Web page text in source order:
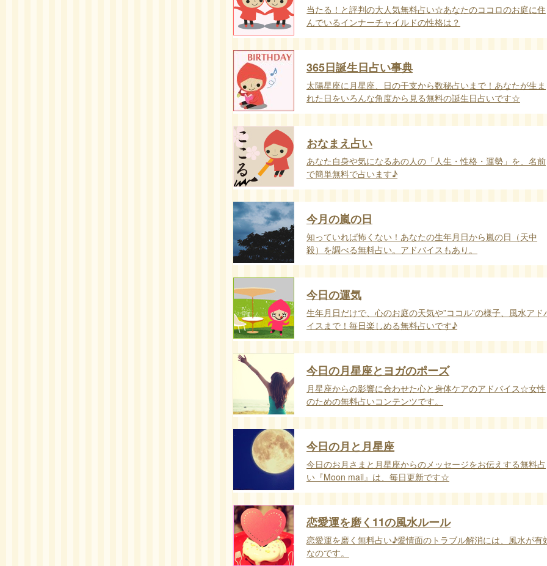
当たる！と評判の大人気無料占い☆あなたのココロのお庭に住
んでいるインナーチャイルドの性格は？
365日誕生日占い事典
太陽星座に月星座、日の干支から数秘占いまで！あなたが生ま
れた日をいろんな角度から見る無料の誕生日占いです☆
おなまえ占い
あなた自身や気になるあの人の「人生・性格・運勢」を、名前
で簡単無料で占います♪
今月の嵐の日
知っていれば怖くない！あなたの生年月日から嵐の日（天中
殺）を調べる無料占い。アドバイスもあり。
今日の運気
生年月日だけで、心のお庭の天気や”ココル”の様子、風水アド
イスまで！毎日楽しめる無料占いです♪
今日の月星座とヨガのポーズ
月星座からの影響に合わせた心と身体ケアのアドバイス☆女性
のための無料占いコンテンツです。
今日の月と月星座
今日のお月さまと月星座からのメッセージをお伝えする無料占
い『Moon mail』は、毎日更新です☆
恋愛運を磨く11の風水ルール
恋愛運を磨く無料占い♪愛情面のトラブル解消には、風水が有
なのです。